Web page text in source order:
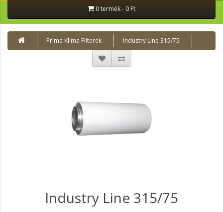
0 termék - 0 Ft
Príma Klíma Filterek Industry Line 315/75
Industry Line 315/75